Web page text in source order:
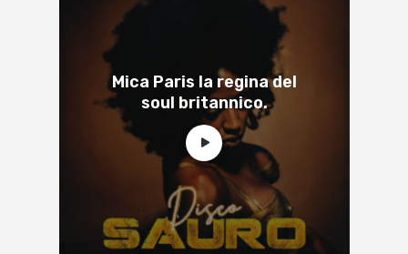
Mica Paris la regina del
soul britannico.